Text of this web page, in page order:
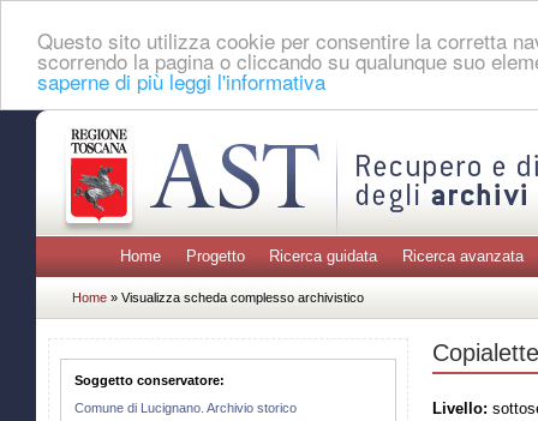
Questo sito utilizza cookie per consentire la corretta
scorrendo la pagina o cliccando su qualunque suo
saperne di più leggi l'informativa
Home Progetto Ricerca guidata Ricerca avanzata
Home » Visualizza scheda complesso archivistico
Soggetto conservatore:
Comune di Lucignano. Archivio storico
Livello: